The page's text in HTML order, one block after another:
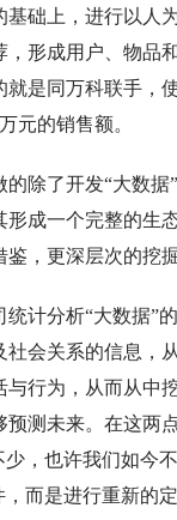
础上，进行以人
，形成用户、物品
就是同万科联手，
元的销售额。
除了开发“大数据
形成一个完整的生
，更深层次的挖
计分析“大数据”
社会关系的信息，
与行为，从而从中
预测未来。在这两
少，也许我们如今
，而是进行重新的